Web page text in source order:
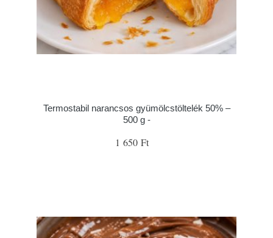
Termostabil narancsos gyümölcstöltelék 50% –
500 g -
1 650 Ft